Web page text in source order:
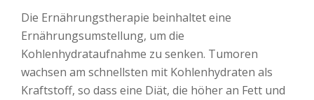
Die Ernährungstherapie beinhaltet eine
Ernährungsumstellung, um die
Kohlenhydrataufnahme zu senken. Tumoren
wachsen am schnellsten mit Kohlenhydraten als
Kraftstoff, so dass eine Diät, die höher an Fett und